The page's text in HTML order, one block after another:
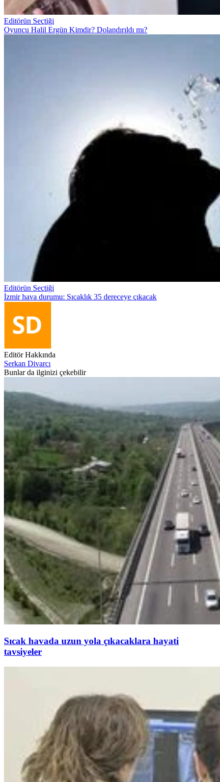
Editörün Seçtiği
Oyuncu Halil Ergün Kimdir? Dolandırıldı mı?
Editörün Seçtiği
İzmir hava durumu: Sıcaklık 35 dereceye çıkacak
Editör Hakkında
Serkan Divarcı
Bunlar da ilginizi çekebilir
Sıcak havada uzun yola çıkacaklara hayati
tavsiyeler